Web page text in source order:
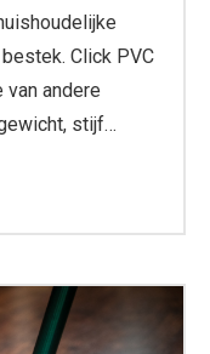
Click PVC
andere
stijf…